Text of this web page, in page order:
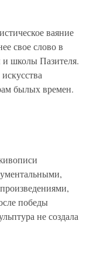
ваяние
свое слово в
и школы Пазителя.
былых времен.
победы
не создала